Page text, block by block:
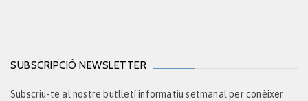
SUBSCRIPCIÓ NEWSLETTER
Subscriu-te al nostre butlletí informatiu setmanal per conèixer